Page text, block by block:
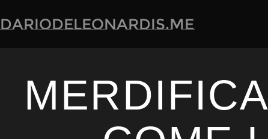
dariodeleonardis.me